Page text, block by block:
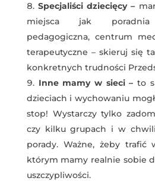
Specjaliści dziecięcy –
miejsca jak poradnia
pedagogiczna, centrum
terapeutyczne – skieruj się
konkretnych trudności
Inne mamy w sieci –to
dzieciach i wychowaniu
stop! Wystarczy tylko
czy kilku grupach i w chwili
porady. Ważne, żeby
którym mamy realnie sobie
uszczypliwości.